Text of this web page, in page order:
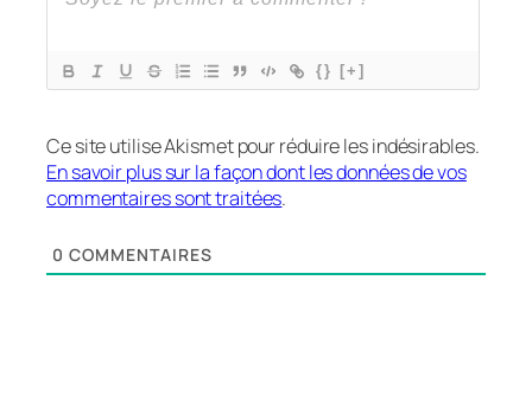
{} [+]
Ce site utilise Akismet pour réduire les indésirables.
En savoir plus sur la façon dont les données de vos
commentaires sont traitées.
0 COMMENTAIRES